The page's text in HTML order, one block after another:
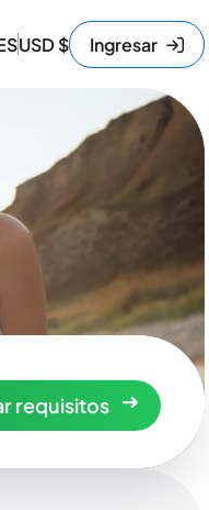
USD$ Ingresar
requisitos